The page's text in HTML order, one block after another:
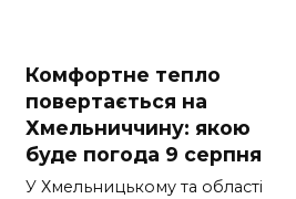
Комфортне тепло
повертається на
Хмельниччину: якою
буде погода 9 серпня
У Хмельницькому та області